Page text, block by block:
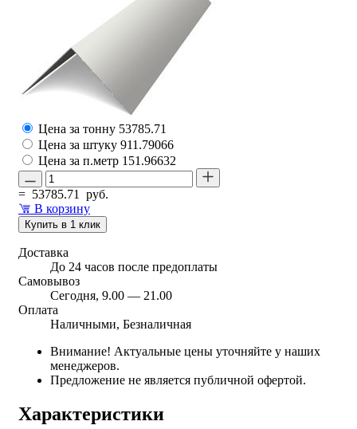
Цена за тонну 53785.71
Цена за штуку 911.79066
Цена за п.метр 151.96632
= 53785.71
руб.
В корзину
Купить в 1 клик
Доставка
До 24 часов после предоплаты
Самовывоз
Сегодня, 9.00 — 21.00
Оплата
Наличными, Безналичная
Внимание! Актуальные цены уточняйте у наших
менеджеров.
Предложение не является публичной офертой.
Характеристики